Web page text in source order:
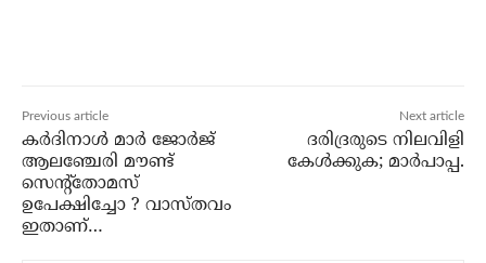
Previous article
കര്‍ദിനാള്‍ മാര്‍ ജോര്‍ജ്
ആലഞ്ചേരി മൗണ്ട്
സെന്റ്‌തോമസ്
ഉപേക്ഷിച്ചോ ? വാസ്തവം
ഇതാണ്…
Next article
ദരിദ്രരുടെ നിലവിളി
കേള്‍ക്കുക; മാര്‍പാപ്പ.